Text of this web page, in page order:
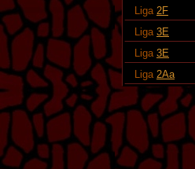
Liga 2F
Liga 3E
Liga 3E
Liga 2Aa